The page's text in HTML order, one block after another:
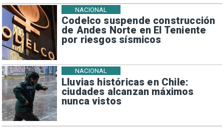
Codelco suspende construcción
de Andes Norte en El Teniente
por riesgos sísmicos
NACIONAL
Lluvias históricas en Chile:
ciudades alcanzan máximos
nunca vistos
NACIONAL